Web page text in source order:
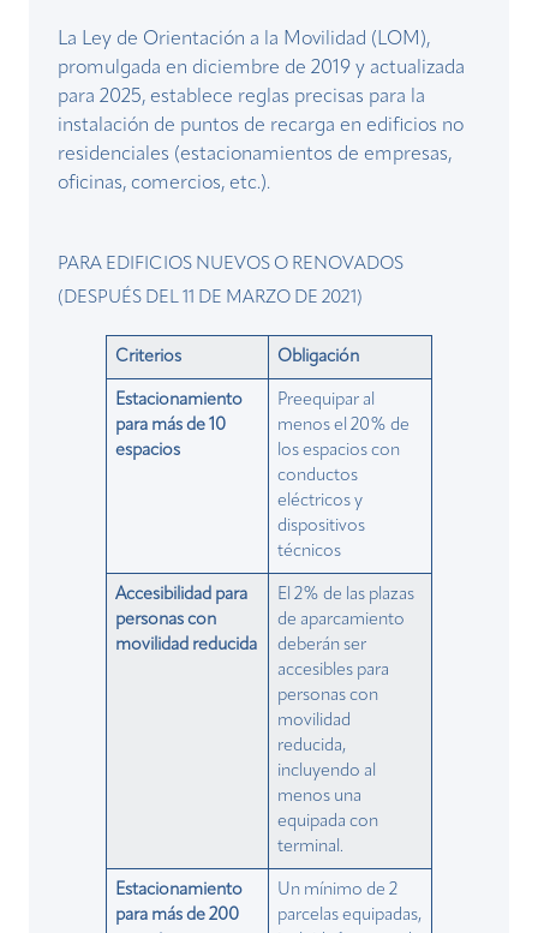
La Ley de Orientación a la Movilidad (LOM),
promulgada en diciembre de 2019 y actualizada
para 2025, establece reglas precisas para la
instalación de puntos de recarga en edificios no
residenciales (estacionamientos de empresas,
oficinas, comercios, etc.).
PARA EDIFICIOS NUEVOS O RENOVADOS
(DESPUÉS DEL 11 DE MARZO DE 2021)
Criterios Obligación
Estacionamiento
para más de 10
espacios
Preequipar al
menos el 20% de
los espacios con
conductos
eléctricos y
dispositivos
técnicos
Accesibilidad para
personas con
movilidad reducida
El 2% de las plazas
de aparcamiento
deberán ser
accesibles para
personas con
movilidad
reducida,
incluyendo al
menos una
equipada con
terminal.
Estacionamiento
para más de 200
Un mínimo de 2
parcelas equipadas,